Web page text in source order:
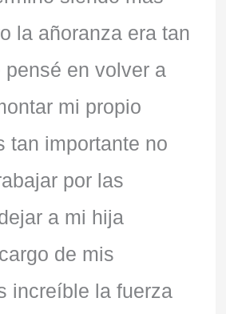
la añoranza era tan
pensé en volver a
mi propio
tan importante no
por las
a mi hija
de mis
increíble la fuerza